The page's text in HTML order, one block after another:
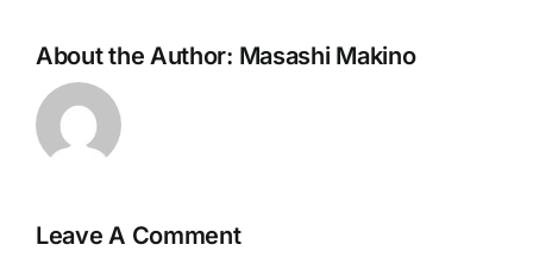
About the Author: Masashi Makino
Leave A Comment